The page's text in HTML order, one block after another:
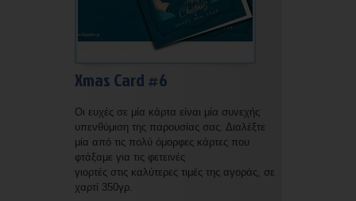
Xmas Card #6
Οι ευχές σε μία κάρτα είναι μία συνεχής
υπενθύμιση της παρουσίας σας. Διαλέξτε
μία από τις πολύ όμορφες κάρτες που
φτάξαμε για τις φετεινές
γιορτές στις καλύτερες τιμές της αγοράς, σε
χαρτί 350γρ.